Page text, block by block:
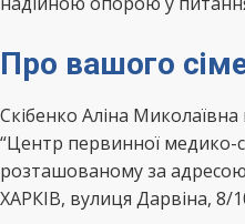
Про вашого
Скібенко Аліна
“Центр первинної медико-
розташованому за
ХАРКІВ, вулиця Дарвіна, 8/